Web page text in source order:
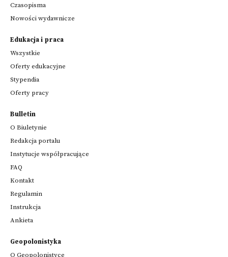
Czasopisma
Nowości wydawnicze
Edukacja i praca
Wszystkie
Oferty edukacyjne
Stypendia
Oferty pracy
Bulletin
O Biuletynie
Redakcja portalu
Instytucje współpracujące
FAQ
Kontakt
Regulamin
Instrukcja
Ankieta
Geopolonistyka
O Geopolonistyce